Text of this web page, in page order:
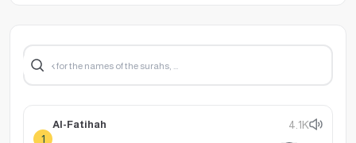
1
Al-Fatihah 4.1K